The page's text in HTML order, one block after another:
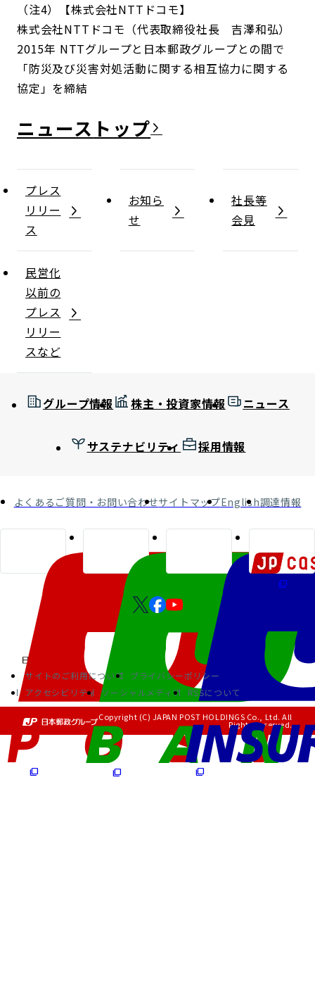
（注4）【株式会社NTTドコモ】
株式会社NTTドコモ（代表取締役社長 吉澤和弘）
2015年 NTTグループと日本郵政グループとの間で
「防災及び災害対処活動に関する相互協力に関する
協定」を締結
ニュース
プレス
リリー
ス
お知ら
せ
社長等
会見
民営化
以前の
プレス
リリー
スなど
グループ情報 株主・投資家情報 ニュース
サステナビリティ 採用情報
よくあるご質問・お問い合わせサイトマップEnglish調達情報
サイトのご利用について
プライバシーポリシー
アクセシビリティ
ソーシャルメディア RSSについて
Copyright (C) JAPAN POST HOLDINGS Co., Ltd. All
Rights Reserved.